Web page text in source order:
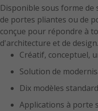
Disponible sous forme de
de portes pliantes ou de
conçue pour répondre à
d'architecture et de design.
Créatif, conceptuel,
Solution de
Dix modèles standard
Applications à porte